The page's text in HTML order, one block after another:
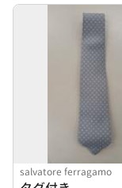
salvatore ferragamo